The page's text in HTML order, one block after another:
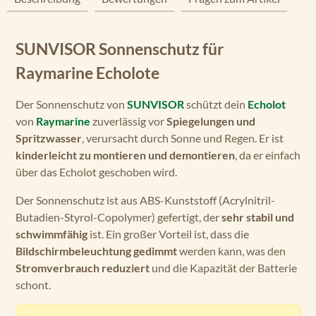
SUNVISOR Sonnenschutz für
Raymarine Echolote
Der Sonnenschutz von SUNVISORschützt dein Echolot
von Raymarine zuverlässig vorSpiegelungen und
Spritzwasser, verursacht durch Sonne und Regen. Er ist
kinderleicht zu montieren und demontieren, da er einfach
über das Echolot geschoben wird.
Der Sonnenschutz ist aus ABS-Kunststoff (Acrylnitril-
Butadien-Styrol-Copolymer) gefertigt, dersehr stabil und
schwimmfähig ist. Ein großer Vorteil ist, dass die
Bildschirmbeleuchtung gedimmtwerden kann, was den
Stromverbrauch reduziert und die Kapazität der Batterie
schont.